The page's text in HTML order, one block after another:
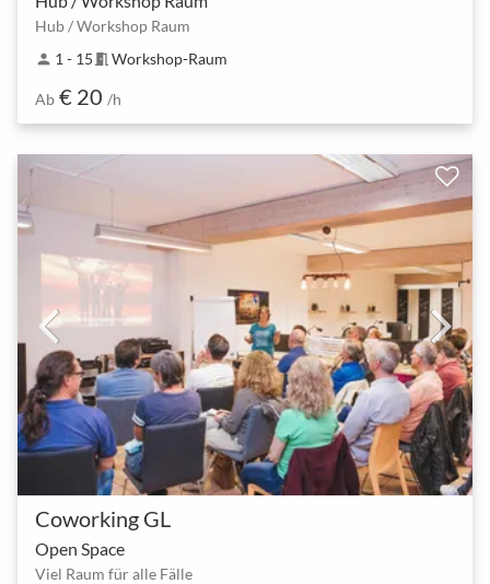
Hub / Workshop Raum
person 1 - 15 meeting_room Workshop-Raum
Ab € 20 /h
Coworking GL
Open Space
Viel Raum für alle Fälle